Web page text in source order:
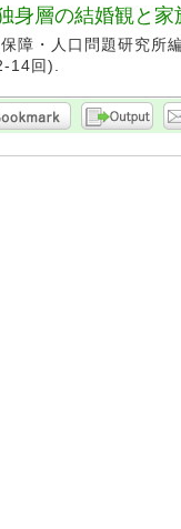
身層の結婚観と家
保障・人口問題研究
14回).